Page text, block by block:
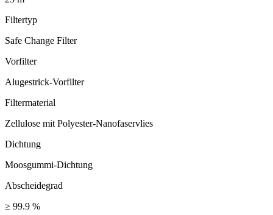
Filtertyp
Safe Change Filter
Vorfilter
Alugestrick-Vorfilter
Filtermaterial
Zellulose mit Polyester-Nanofaservlies
Dichtung
Moosgummi-Dichtung
Abscheidegrad
≥ 99.9 %